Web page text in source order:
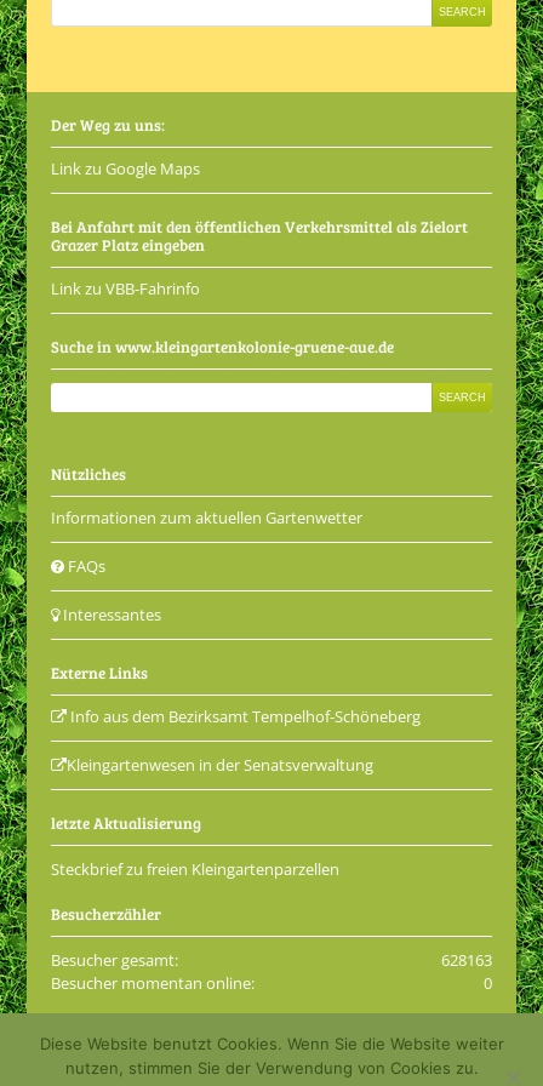
Der Weg zu uns:
Link zu Google Maps
Bei Anfahrt mit den öffentlichen Verkehrsmittel als Zielort
Grazer Platz eingeben
Link zu VBB-Fahrinfo
Suche in www.kleingartenkolonie-gruene-aue.de
Nützliches
Informationen zum aktuellen Gartenwetter
FAQs
Interessantes
Externe Links
Info aus dem Bezirksamt Tempelhof-Schöneberg
Kleingartenwesen in der Senatsverwaltung
letzte Aktualisierung
Steckbrief zu freien Kleingartenparzellen
Besucherzähler
628163
Besucher gesamt:
0
Besucher momentan online:
© 2001 - 2026 Kleingartenkolonie Grüne Aue e.V.
Impressum
Datenschutzerklärung Login
Diese Website benutzt Cookies. Wenn Sie die Website weiter
nutzen, stimmen Sie der Verwendung von Cookies zu.